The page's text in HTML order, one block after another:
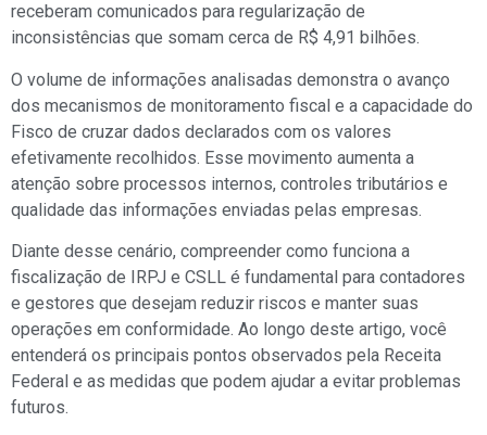
receberam comunicados para regularização de
inconsistências que somam cerca de R$ 4,91 bilhões.
O volume de informações analisadas demonstra o avanço
dos mecanismos de monitoramento fiscal e a capacidade do
Fisco de cruzar dados declarados com os valores
efetivamente recolhidos. Esse movimento aumenta a
atenção sobre processos internos, controles tributários e
qualidade das informações enviadas pelas empresas.
Diante desse cenário, compreender como funciona a
fiscalização de IRPJ e CSLL é fundamental para contadores
e gestores que desejam reduzir riscos e manter suas
operações em conformidade. Ao longo deste artigo, você
entenderá os principais pontos observados pela Receita
Federal e as medidas que podem ajudar a evitar problemas
futuros.